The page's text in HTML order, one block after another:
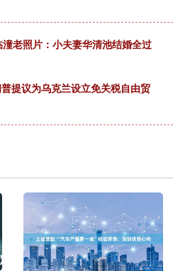
老照片：小夫妻华清池结婚全过
提议为乌克兰设立免关税自由贸